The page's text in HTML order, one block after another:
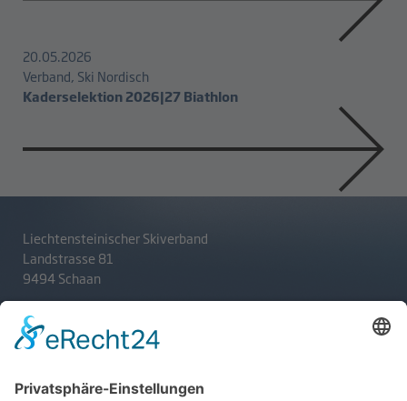
20.05.2026
Verband, Ski Nordisch
Kaderselektion 2026|27 Biathlon
Liechtensteinischer Skiverband
Landstrasse 81
9494 Schaan
T+423 233 36 30
admin@lsv.li
Ski Alpin